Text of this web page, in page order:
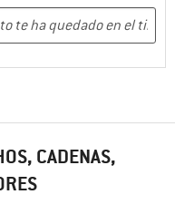
CADENAS,